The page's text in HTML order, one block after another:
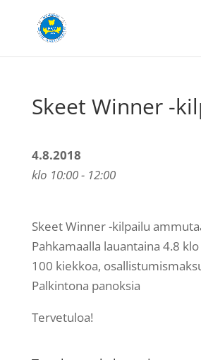
Skeet Winner -
4.8.2018
klo 10:00 - 12:00
Skeet Winner -kilpailu
Pahkamaalla lauantaina 4.8
100 kiekkoa,
Palkintona panoksia
Tervetuloa!